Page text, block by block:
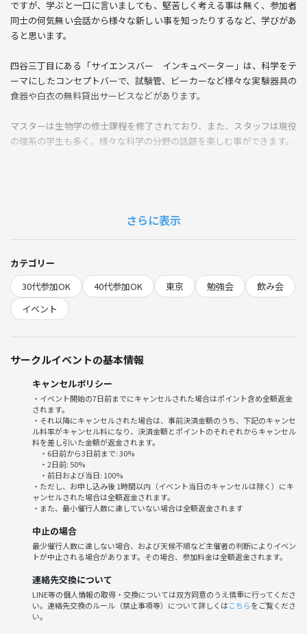
ですが、学ぶと一口に言いましても、堅苦しく考える事は無く、参加者
同士の何気無い会話から様々な新しい事を知ったりするなど、学びがあ
ると思います。
四谷三丁目にある「サイエンスバー インキュベーター」は、科学をテ
ーマにしたコンセプトバーで、試験管、ビーカーなど様々な実験器具の
食器や白衣の無料貸出サービスなどがあります。
マスターは生物学の修士課程を修了されており、また、スタッフは現役
の理系の学生も多く、様々な科学の分野の話題を楽しむ事ができます。
今回、主催者が2,000円分の割引チケットを保有しているため利用した
当コミュニティのイベントでは、皆様とゆるく楽しみながら学ぶ事がで
きれば幸いです。
なお、当コミュニティでは、タイトルにも記載の通り、主催者と年代の
近い「30代中盤〜40代」の参加者が中心となる事を想定して運営してお
りますが、年齢に縛りは無いため、この点にご理解頂ける方であれば、
特に参加における年齢制限はありません。
【お店】
サイエンスバー インキュベータ
https://tabelog.com/tokyo/A1309/A130903/13171266/
【タイムスケジュール】
18:00 お店に直接集合
18:00〜20:00 飲食しながらマスター、スタッフと会話
20:00 解散
【メニュー】
・無水カレー
・アルコールランプで温めるチーズフォンデュ
・ソーセージカレードリア
・ビーカーやフラスコで提供される各種カクテル
カケンヒ、リチウム、GFP、ノーベル、グラビティなど
さらに表示
カテゴリー
30代参加OK
40代参加OK 東京 勉強会
飲み会
イベント
サークルイベントの基本情報
キャンセルポリシー
・イベント開始の7日前までにキャンセルされた場合はポイント含め全額返金
されます。
・それ以降にキャンセルされた場合は、事前決済金額のうち、下記のキャンセ
ル料率がキャンセル料になり、決済金額とポイントのそれぞれからキャンセル
料を差し引いた金額が返金されます。
・6日前から3日前まで: 30%
・2日前: 50%
・前日および当日: 100%
・ただし、お申し込み後 1時間以内（イベント当日のキャンセルは除く）にキ
ャンセルされた場合は全額返金されます。
・また、最小催行人数に達していない場合は全額返金されます
中止の場合
最少催行人数に達しない場合、および天候不順など主催者の判断によりイベン
トが中止される場合があります。その場合、参加料金は全額返金されます。
連絡先交換について
LINE等の個人情報の取得・交換については双方同意のうえ慎重に行ってくださ
い。連絡先交換のルール（禁止事項等）について詳しくはこちらをご覧くださ
い。